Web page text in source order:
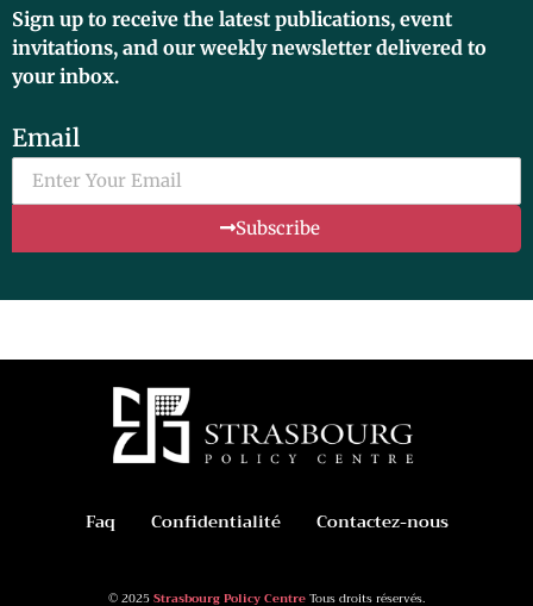
Sign up to receive the latest publications, event
invitations, and our weekly newsletter delivered to
your inbox.
Email
Subscribe
Faq Confidentialité Contactez-nous
© 2025Strasbourg Policy CentreTous droits réservés.